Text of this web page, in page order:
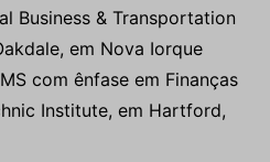
Business & Transportation
em Nova Iorque
com ênfase em Finanças
Institute, em Hartford,